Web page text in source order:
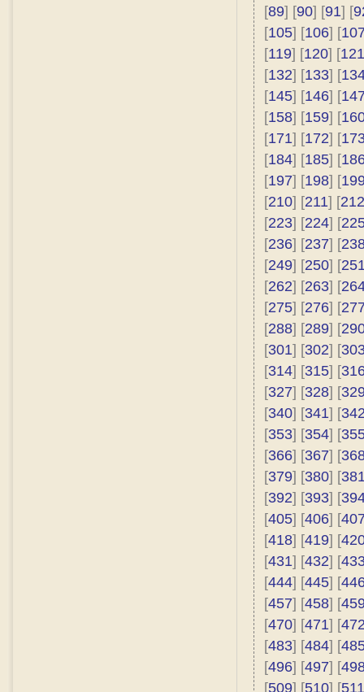
[89] [90] [91] [
[105] [106] [
[119] [120] [121
[132] [133] [
[145] [146] [
[158] [159] [
[171] [172] [
[184] [185] [
[197] [198] [
[210] [211] [212
[223] [224] [
[236] [237] [
[249] [250] [
[262] [263] [
[275] [276] [
[288] [289] [
[301] [302] [
[314] [315] [
[327] [328] [
[340] [341] [
[353] [354] [
[366] [367] [
[379] [380] [
[392] [393] [
[405] [406] [
[418] [419] [
[431] [432] [
[444] [445] [
[457] [458] [
[470] [471] [
[483] [484] [
[496] [497] [
[509] [510] [511